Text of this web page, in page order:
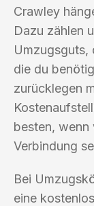
Crawley
Dazu zählen
Umzugsguts,
die du
zurücklegen
besten, wenn
Verbindung
Bei
eine